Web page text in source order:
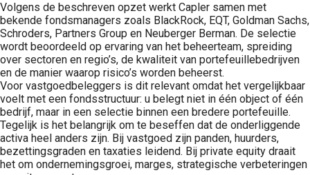
Volgens de beschreven opzet werkt Capler samen met
bekende fondsmanagers zoals BlackRock, EQT, Goldman Sachs,
Schroders, Partners Group en Neuberger Berman. De selectie
wordt beoordeeld op ervaring van het beheerteam, spreiding
over sectoren en regio’s, de kwaliteit van portefeuillebedrijven
en de manier waarop risico’s worden beheerst.
Voor vastgoedbeleggers is dit relevant omdat het vergelijkbaar
voelt met een fondsstructuur: u belegt niet in één object of één
bedrijf, maar in een selectie binnen een bredere portefeuille.
Tegelijk is het belangrijk om te beseffen dat de onderliggende
activa heel anders zijn. Bij vastgoed zijn panden, huurders,
bezettingsgraden en taxaties leidend. Bij private equity draait
het om ondernemingsgroei, marges, strategische verbeteringen